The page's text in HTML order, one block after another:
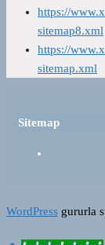
https://
sitemap8.xml
https://
sitemap.xml
Sitemap
WordPress gururla